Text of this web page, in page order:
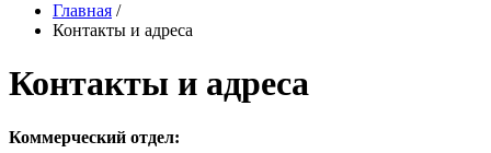
Главная /
Контакты и адреса
Контакты и адреса
Коммерческий отдел: